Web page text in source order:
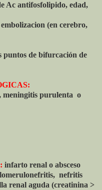
Ac antifosfolipido, edad,
embolizacion (en cerebro,
puntos de bifurcación de
meningitis purulenta o
infarto renal o absceso
nefritis
renal aguda (creatinina >